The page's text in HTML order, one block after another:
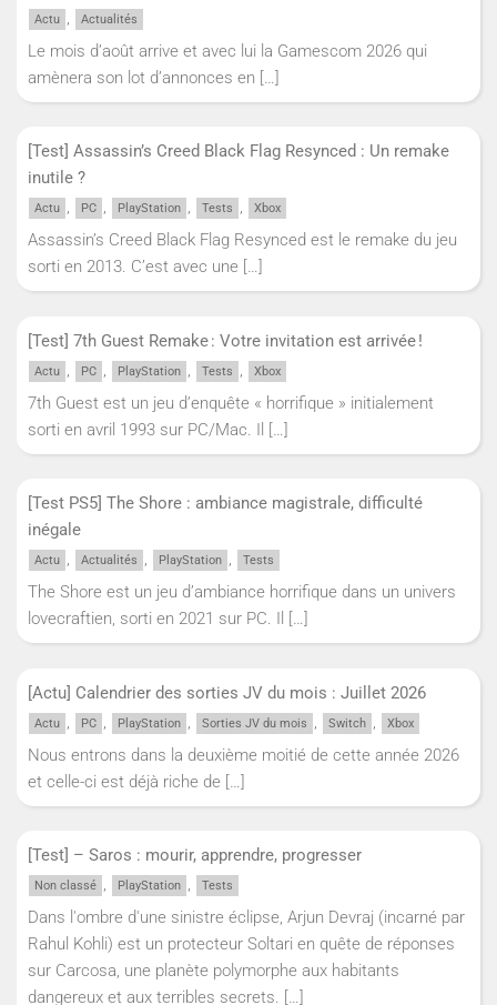
Actu , Actualités
Le mois d’août arrive et avec lui la Gamescom 2026 qui
amènera son lot d’annonces en […]
[Test] Assassin’s Creed Black Flag Resynced : Un remake
inutile ?
Actu , PC , PlayStation , Tests , Xbox
Assassin’s Creed Black Flag Resynced est le remake du jeu
sorti en 2013. C’est avec une […]
[Test] 7th Guest Remake : Votre invitation est arrivée !
Actu , PC , PlayStation , Tests , Xbox
7th Guest est un jeu d’enquête « horrifique » initialement
sorti en avril 1993 sur PC/Mac. Il […]
[Test PS5] The Shore : ambiance magistrale, difficulté
inégale
Actu , Actualités , PlayStation , Tests
The Shore est un jeu d’ambiance horrifique dans un univers
lovecraftien, sorti en 2021 sur PC. Il
[…]
[Actu] Calendrier des sorties JV du mois : Juillet 2026
Actu , PC , PlayStation , Sorties JV du mois , Switch , Xbox
Nous entrons dans la deuxième moitié de cette année 2026
et celle-ci est déjà riche de […]
[Test] – Saros : mourir, apprendre, progresser
Non classé , PlayStation , Tests
Dans l'ombre d'une sinistre éclipse, Arjun Devraj (incarné par
Rahul Kohli) est un protecteur Soltari en quête de réponses
sur Carcosa, une planète polymorphe aux habitants
dangereux et aux terribles secrets. […]